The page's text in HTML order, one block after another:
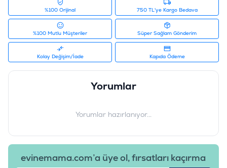
%100 Orijinal 750 TL'ye Kargo Bedava
%100 Mutlu Müşteriler Süper Sağlam Gönderim
Kolay Değişim/İade Kapıda Ödeme
Yorumlar
Yorumlar hazırlanıyor...
evinemama.com’a üye ol, fırsatları kaçırma